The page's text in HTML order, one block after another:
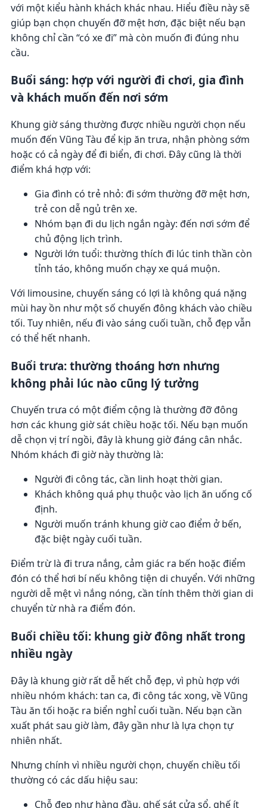
với một kiểu hành khách khác nhau. Hiểu điều này sẽ
giúp bạn chọn chuyến đỡ mệt hơn, đặc biệt nếu bạn
không chỉ cần “có xe đi” mà còn muốn đi đúng nhu
cầu.
Buổi sáng: hợp với người đi chơi, gia đình
và khách muốn đến nơi sớm
Khung giờ sáng thường được nhiều người chọn nếu
muốn đến Vũng Tàu để kịp ăn trưa, nhận phòng sớm
hoặc có cả ngày để đi biển, đi chơi. Đây cũng là thời
điểm khá hợp với:
Gia đình có trẻ nhỏ: đi sớm thường đỡ mệt hơn,
trẻ con dễ ngủ trên xe.
Nhóm bạn đi du lịch ngắn ngày: đến nơi sớm để
chủ động lịch trình.
Người lớn tuổi: thường thích đi lúc tinh thần còn
tỉnh táo, không muốn chạy xe quá muộn.
Với limousine, chuyến sáng có lợi là không quá nặng
mùi hay ồn như một số chuyến đông khách vào chiều
tối. Tuy nhiên, nếu đi vào sáng cuối tuần, chỗ đẹp vẫn
có thể hết nhanh.
Buổi trưa: thường thoáng hơn nhưng
không phải lúc nào cũng lý tưởng
Chuyến trưa có một điểm cộng là thường đỡ đông
hơn các khung giờ sát chiều hoặc tối. Nếu bạn muốn
dễ chọn vị trí ngồi, đây là khung giờ đáng cân nhắc.
Nhóm khách đi giờ này thường là:
Người đi công tác, cần linh hoạt thời gian.
Khách không quá phụ thuộc vào lịch ăn uống cố
định.
Người muốn tránh khung giờ cao điểm ở bến,
đặc biệt ngày cuối tuần.
Điểm trừ là đi trưa nắng, cảm giác ra bến hoặc điểm
đón có thể hơi bí nếu không tiện di chuyển. Với những
người dễ mệt vì nắng nóng, cần tính thêm thời gian di
chuyển từ nhà ra điểm đón.
Buổi chiều tối: khung giờ đông nhất trong
nhiều ngày
Đây là khung giờ rất dễ hết chỗ đẹp, vì phù hợp với
nhiều nhóm khách: tan ca, đi công tác xong, về Vũng
Tàu ăn tối hoặc ra biển nghỉ cuối tuần. Nếu bạn cần
xuất phát sau giờ làm, đây gần như là lựa chọn tự
nhiên nhất.
Nhưng chính vì nhiều người chọn, chuyến chiều tối
thường có các dấu hiệu sau:
Chỗ đẹp như hàng đầu, ghế sát cửa sổ, ghế ít